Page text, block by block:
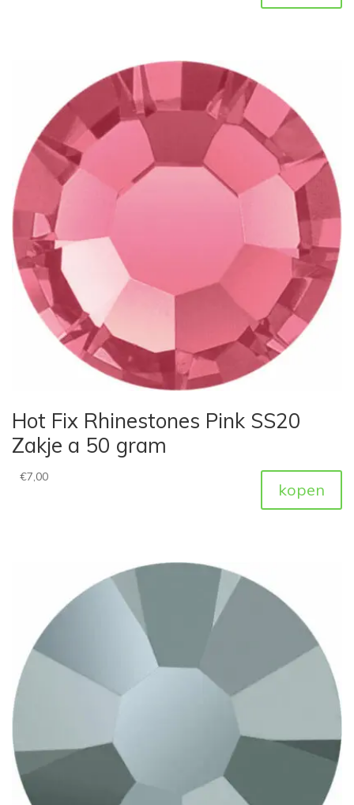
Hot Fix Rhinestones Pink SS20
Zakje a 50 gram
€7,00
kopen